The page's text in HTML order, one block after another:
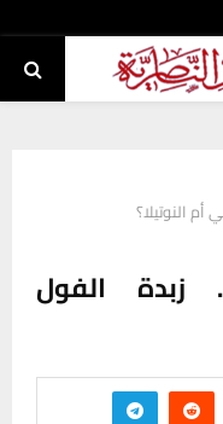
النوتيلا؟
زبدة الفول